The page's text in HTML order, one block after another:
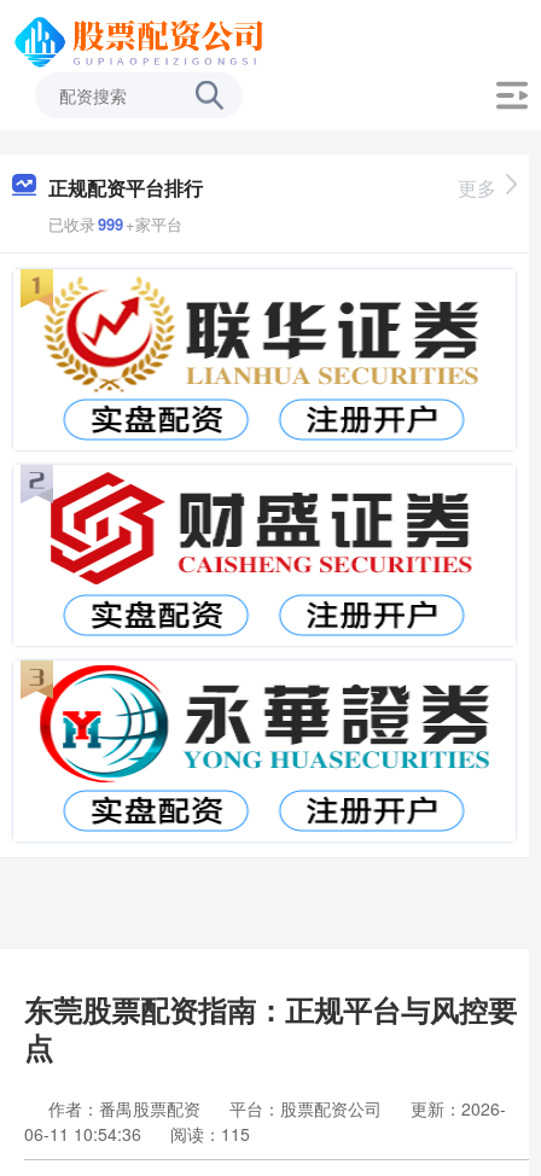
正规配资平台排行
已收录999+家平台
更多
东莞股票配资指南：正规平台与风控要
点
作者：番禺股票配资 平台：股票配资公司
更新：2026-
06-11 10:54:36
阅读：115